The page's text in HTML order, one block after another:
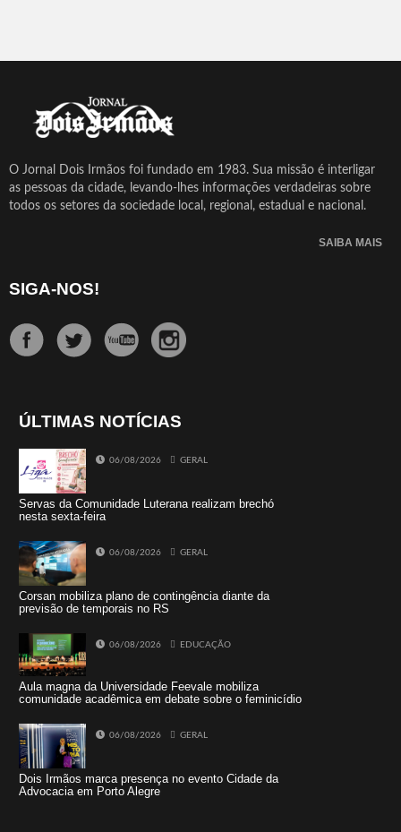
O Jornal Dois Irmãos foi fundado em 1983. Sua missão é interligar
as pessoas da cidade, levando-lhes informações verdadeiras sobre
todos os setores da sociedade local, regional, estadual e nacional.
SAIBA MAIS
SIGA-NOS!
ÚLTIMAS NOTÍCIAS
06/08/2026 GERAL
Servas da Comunidade Luterana realizam brechó
nesta sexta-feira
06/08/2026 GERAL
Corsan mobiliza plano de contingência diante da
previsão de temporais no RS
06/08/2026 EDUCAÇÃO
Aula magna da Universidade Feevale mobiliza
comunidade acadêmica em debate sobre o feminicídio
06/08/2026 GERAL
Dois Irmãos marca presença no evento Cidade da
Advocacia em Porto Alegre